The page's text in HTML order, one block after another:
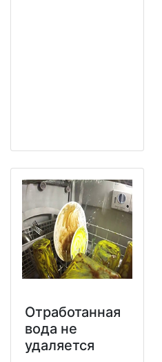
Отработанная
вода не
удаляется